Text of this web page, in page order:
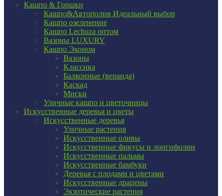
Кашпо & Горшки
Кашпо&Автополив Идеальный выбор
Кашпо озеленение
Кашпо Lechuza оптом
Вазоны LUXURY
Кашпо Эконом
Вазоны
Классика
Балконные (веранда)
Каскад
Миски
Уличные кашпо и цветочницы
Искусственные деревья и цветы
Искусственные деревья
Уличные растения
Искусственные оливы
Искусственные фикусы и лонгифолии
Искусственные пальмы
Искусственные бамбуки
Деревья с плодами и цветами
Искусственные драцены
Экзотические растения